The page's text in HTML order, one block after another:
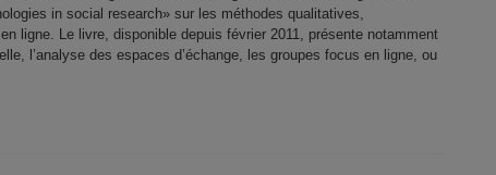
in social research» sur les méthodes qualitatives,
ligne. Le livre, disponible depuis février 2011, présente notamment
l’analyse des espaces d’échange, les groupes focus en ligne, ou